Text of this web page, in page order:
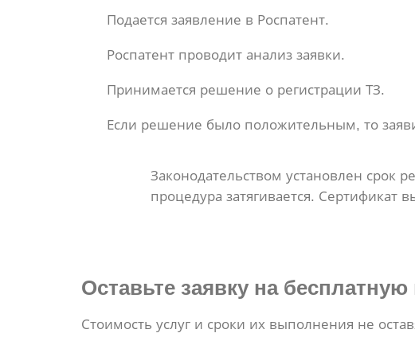
Подается заявление в Роспатент.
Роспатент проводит анализ заявки.
Принимается решение о регистрации ТЗ.
Если решение было положительным, то
Законодательством установлен срок
процедура затягивается. Сертификат
Оставьте заявку на
Стоимость услуг и сроки их выполнения не